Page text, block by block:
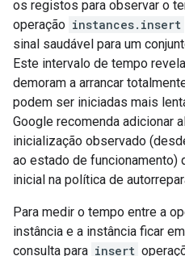
os registos para observar o
operação instances.insert
sinal saudável para um
Este intervalo de tempo
demoram a arrancar
podem ser iniciadas mais
Google recomenda adicionar
inicialização observado
ao estado de funcionamento)
inicial na política de
Para medir o tempo entre a
instância e a instância ficar
consulta para insert